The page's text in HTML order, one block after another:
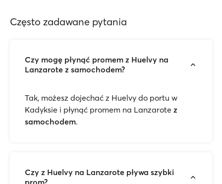
Często zadawane pytania
Czy mogę płynąć promem z Huelvy na
Lanzarote z samochodem?
Tak, możesz dojechać z Huelvy do portu w
Kadyksie i płynąć promem na Lanzarote z
samochodem.
Czy z Huelvy na Lanzarote pływa szybki
prom?